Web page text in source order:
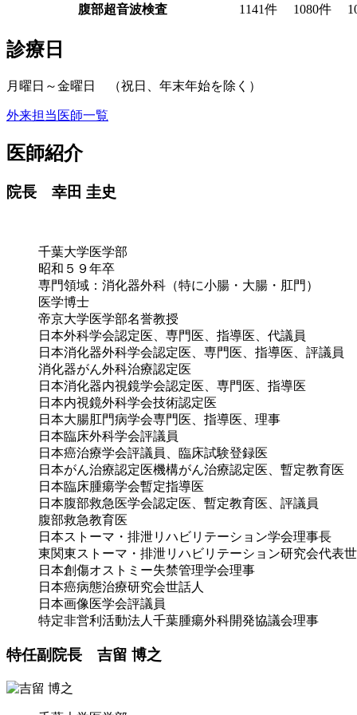
腹部超音波検査 1141件 1080件
診療日
月曜日～金曜日 （祝日、年末年始を除く）
外来担当医師一覧
医師紹介
院長 幸田 圭史
千葉大学医学部
昭和５９年卒
専門領域：消化器外科（特に小腸・大腸・肛門）
医学博士
帝京大学医学部名誉教授
日本外科学会認定医、専門医、指導医、代議員
日本消化器外科学会認定医、専門医、指導医、評議員
消化器がん外科治療認定医
日本消化器内視鏡学会認定医、専門医、指導医
日本内視鏡外科学会技術認定医
日本大腸肛門病学会専門医、指導医、理事
日本臨床外科学会評議員
日本癌治療学会評議員、臨床試験登録医
日本がん治療認定医機構がん治療認定医、暫定教育医
日本臨床腫瘍学会暫定指導医
日本腹部救急医学会認定医、暫定教育医、評議員
腹部救急教育医
日本ストーマ・排泄リハビリテーション学会理事長
東関東ストーマ・排泄リハビリテーション研究会代表
日本創傷オストミー失禁管理学会理事
日本癌病態治療研究会世話人
日本画像医学会評議員
特定非営利活動法人千葉腫瘍外科開発協議会理事
特任副院長 吉留 博之